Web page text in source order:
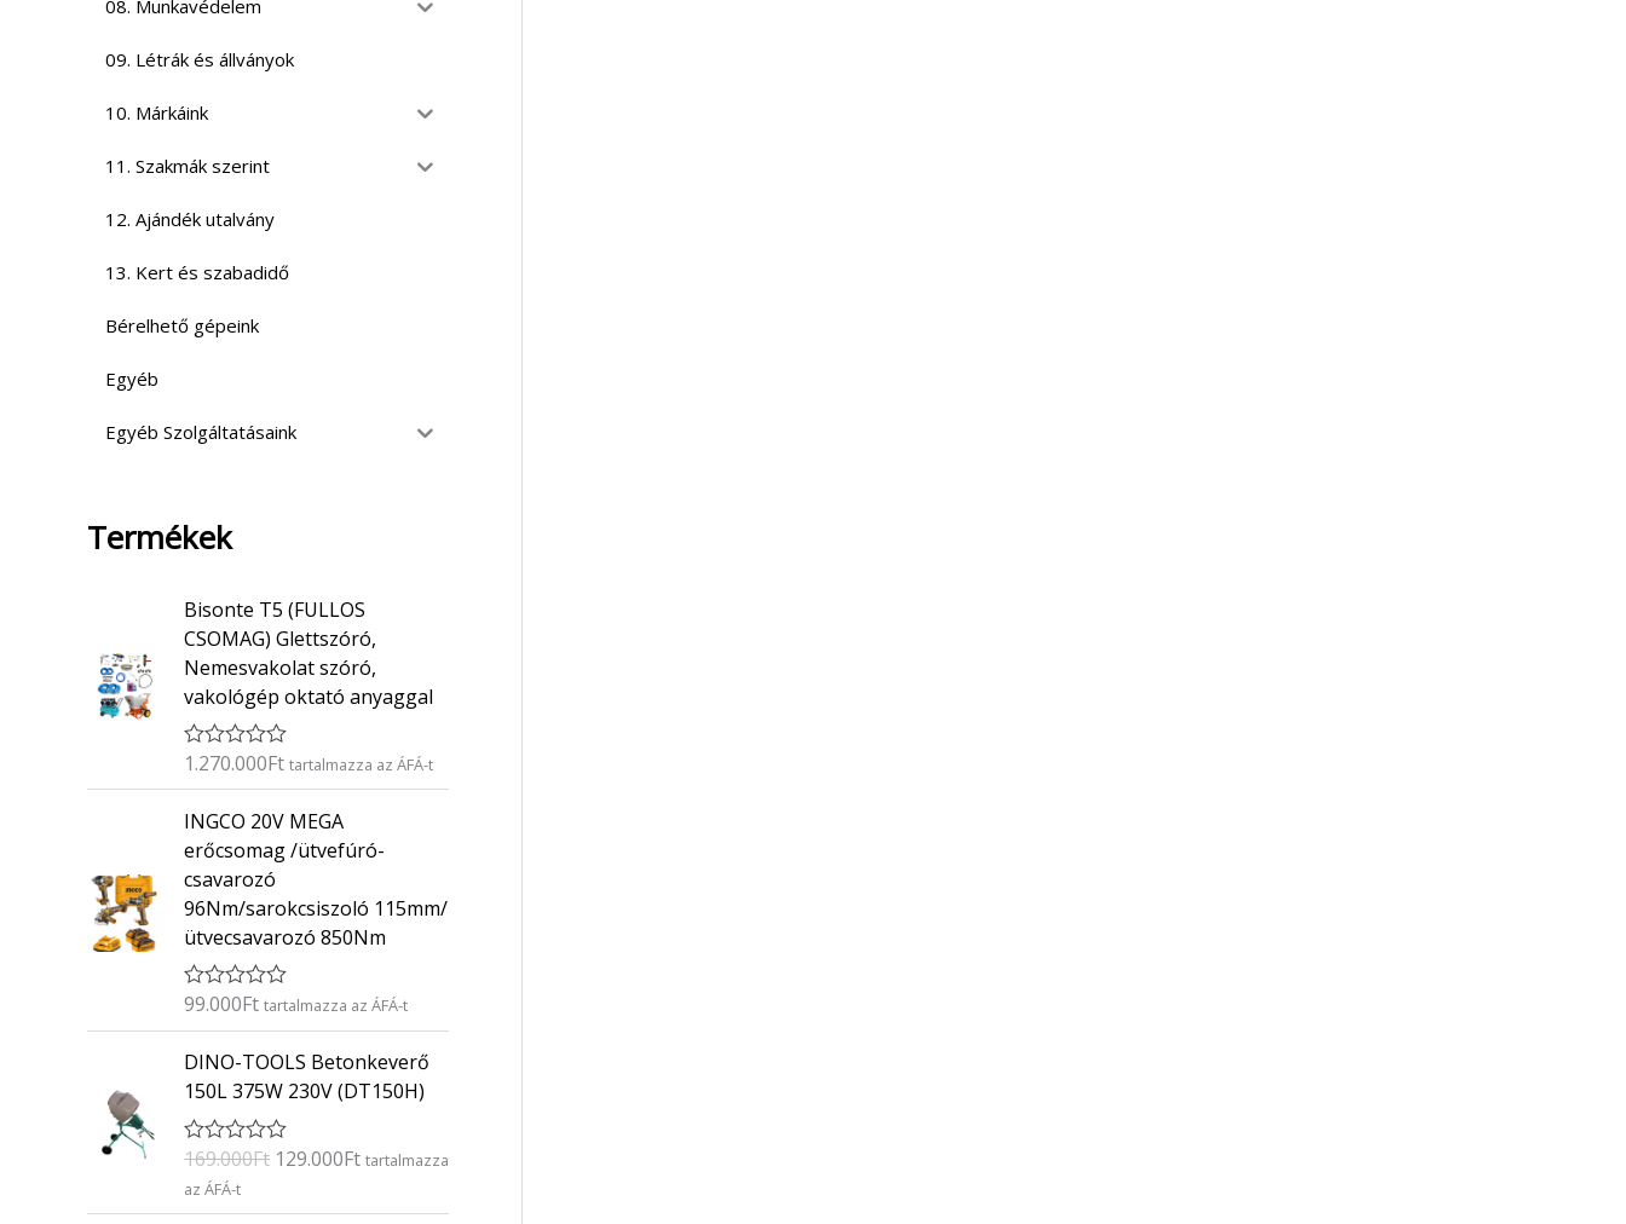
08. Munkavédelem
09. Létrák és állványok
10. Márkáink
11. Szakmák szerint
12. Ajándék utalvány
13. Kert és szabadidő
Bérelhető gépeink
Egyéb
Egyéb Szolgáltatásaink
Termékek
Bisonte T5 (FULLOS
CSOMAG) Glettszóró,
Nemesvakolat szóró,
vakológép oktató anyaggal
É
é
e
l
é
s
:
/
5
1.270.000Ft tartalmazza az ÁFÁ-t
INGCO 20V MEGA
erőcsomag /ütvefúró-
csavarozó
96Nm/sarokcsiszoló 115mm/
ütvecsavarozó 850Nm
É
é
k
e
é
s
0
/
99.000Ft tartalmazza az ÁFÁ-t
DINO-TOOLS Betonkeverő
150L 375W 230V (DT150H)
É
t
é
169.000Ft
O
r
g
129.000Ft
C
u
etartalmazza
az ÁFÁ-t